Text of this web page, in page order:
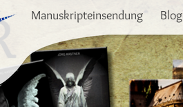
Manuskripteinsendung Blog